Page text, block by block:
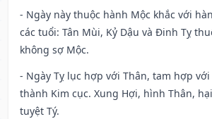
- Ngày này thuộc hành Mộc khắc với
các tuổi: Tân Mùi, Kỷ Dậu và Đinh Tỵ
không sợ Mộc.
- Ngày Tỵ lục hợp với Thân, tam hợp với
thành Kim cục. Xung Hợi, hình Thân,
tuyệt Tý.